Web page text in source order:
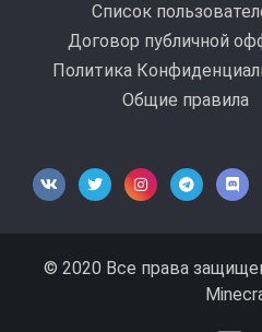
Список
Договор публичной
Политика
Общие правила
© 2020 Все права